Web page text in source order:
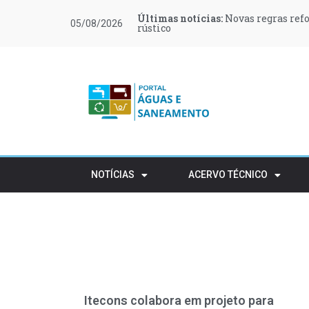
05/08/2026 Últimas notícias: Novas regras
rústico
Últimas notícias: Retalho e
Últimas notícias: Procura de
Últimas notícias: Várias zonas de
Últimas notícias: LOCTITE 243 e
Últimas notícias: Encontro O
NOTÍCIAS ACERVO TÉCNICO
Itecons colabora em projeto para